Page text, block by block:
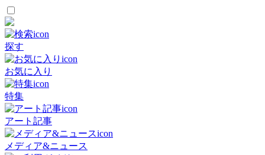
探す
お気に入り
特集
アート記事
メディア&ニュース